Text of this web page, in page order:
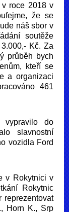
v roce 2018 v
že se
náš sbor v
soutěže
Kč. Za
průběh bych
kteří se
a organizaci
461
do
slavnostní
vozidla Ford
v Rokytnici v
Rokytnic
reprezentovat
Horn K., Srp